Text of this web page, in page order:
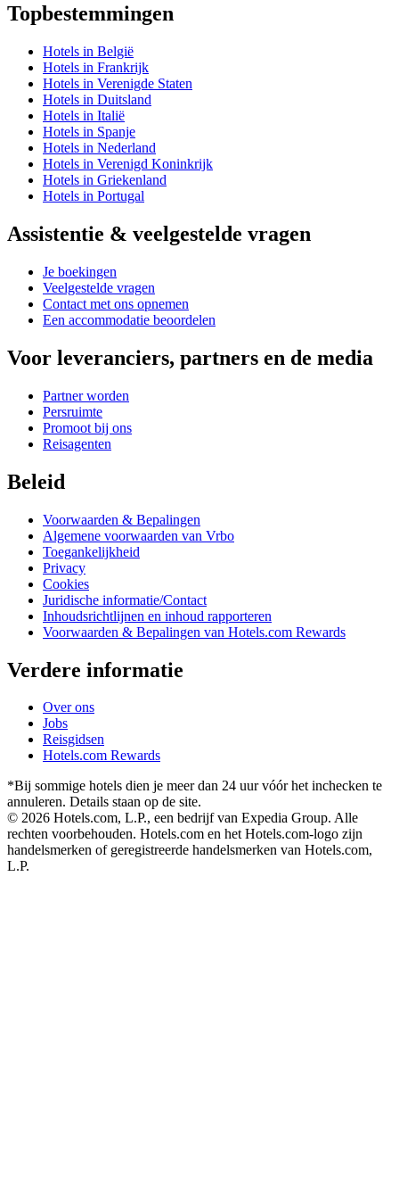
Topbestemmingen
Hotels in België
Hotels in Frankrijk
Hotels in Verenigde Staten
Hotels in Duitsland
Hotels in Italië
Hotels in Spanje
Hotels in Nederland
Hotels in Verenigd Koninkrijk
Hotels in Griekenland
Hotels in Portugal
Assistentie & veelgestelde vragen
Je boekingen
Veelgestelde vragen
Contact met ons opnemen
Een accommodatie beoordelen
Voor leveranciers, partners en de media
Partner worden
Persruimte
Promoot bij ons
Reisagenten
Beleid
Voorwaarden & Bepalingen
Algemene voorwaarden van Vrbo
Toegankelijkheid
Privacy
Cookies
Juridische informatie/Contact
Inhoudsrichtlijnen en inhoud rapporteren
Voorwaarden & Bepalingen van Hotels.com Rewards
Verdere informatie
Over ons
Jobs
Reisgidsen
Hotels.com Rewards
*Bij sommige hotels dien je meer dan 24 uur vóór het inchecken te
annuleren. Details staan op de site.
© 2026 Hotels.com, L.P., een bedrijf van Expedia Group. Alle
rechten voorbehouden. Hotels.com en het Hotels.com-logo zijn
handelsmerken of geregistreerde handelsmerken van Hotels.com,
L.P.